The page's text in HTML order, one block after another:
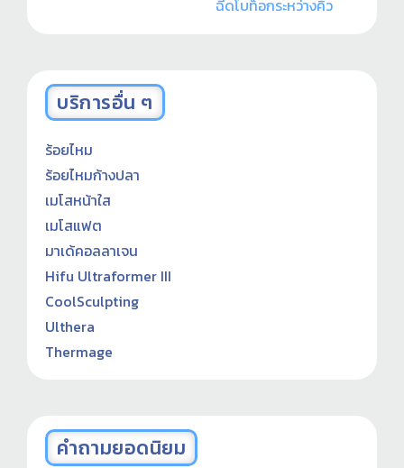
ฉีดโบท็อกระหว่างคิ้ว
คำถามยอดนิยม
บริการอื่น ๆ
ร้อยไหม
ร้อยไหมก้างปลา
เมโสหน้าใส
เมโสแฟต
มาเด้คอลลาเจน
Hifu Ultraformer III
CoolSculpting
Ulthera
Thermage